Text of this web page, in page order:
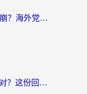
英国崩坏学园2延迟高到心态崩？海外党国服游戏加速终极指南
海外看国内电视剧的app选不对？这份回国加速器避坑指南帮你流畅追剧